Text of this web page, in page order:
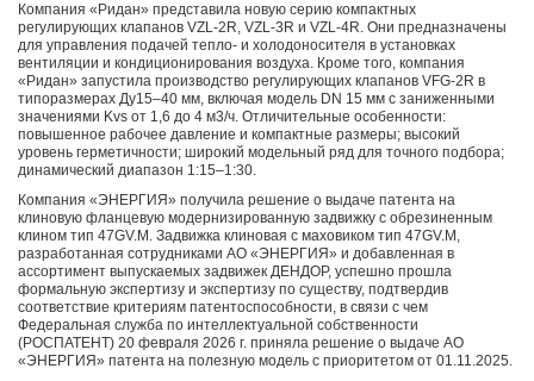
Компания «Ридан» представила новую серию компактных
регулирующих клапанов VZL-2R, VZL-3R и VZL-4R. Они предназначены
для управления подачей тепло- и холодоносителя в установках
вентиляции и кондиционирования воздуха. Кроме того, компания
«Ридан» запустила производство регулирующих клапанов VFG-2R в
типоразмерах Ду15–40 мм, включая модель DN 15 мм с заниженными
значениями Kvs от 1,6 до 4 м3/ч. Отличительные особенности:
повышенное рабочее давление и компактные размеры; высокий
уровень герметичности; широкий модельный ряд для точного подбора;
динамический диапазон 1:15–1:30.
Компания «ЭНЕРГИЯ» получила решение о выдаче патента на
клиновую фланцевую модернизированную задвижку с обрезиненным
клином тип 47GV.M. Задвижка клиновая с маховиком тип 47GV.M,
разработанная сотрудниками АО «ЭНЕРГИЯ» и добавленная в
ассортимент выпускаемых задвижек ДЕНДОР, успешно прошла
формальную экспертизу и экспертизу по существу, подтвердив
соответствие критериям патентоспособности, в связи с чем
Федеральная служба по интеллектуальной собственности
(РОСПАТЕНТ) 20 февраля 2026 г. приняла решение о выдаче АО
«ЭНЕРГИЯ» патента на полезную модель с приоритетом от 01.11.2025.